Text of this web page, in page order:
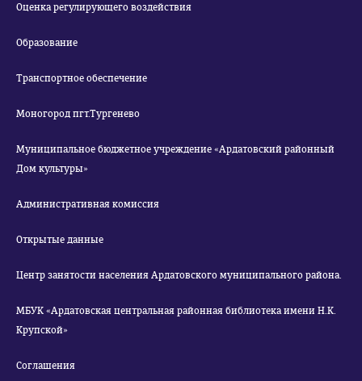
Оценка регулирующего воздействия
Образование
Транспортное обеспечение
Моногород пгт.Тургенево
Муниципальное бюджетное учреждение «Ардатовский районный
Дом культуры»
Административная комиссия
Открытые данные
Центр занятости населения Ардатовского муниципального района.
МБУК «Ардатовская центральная районная библиотека имени Н.К.
Крупской»
Соглашения